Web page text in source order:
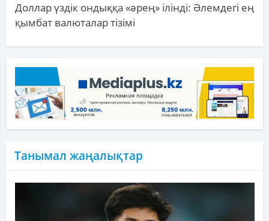
Доллар үздік ондыққа «әрең» ілінді: Әлемдегі ең
қымбат валюталар тізімі
Танымал жаңалықтар